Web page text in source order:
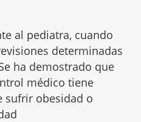
al pediatra, cuando
determinadas
ha demostrado que
médico tiene
sufrir obesidad o